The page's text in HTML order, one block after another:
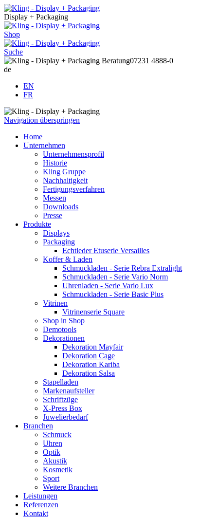
Display + Packaging
Shop
Suche
Beratung07231 4888-0
de
EN
FR
Navigation überspringen
Home
Unternehmen
Unternehmensprofil
Historie
Kling Gruppe
Nachhaltigkeit
Fertigungsverfahren
Messen
Downloads
Presse
Produkte
Displays
Packaging
Echtleder Etuserie Versailles
Koffer & Laden
Schmuckladen - Serie Rebra Extralight
Schmuckladen - Serie Vario Norm
Uhrenladen - Serie Vario Lux
Schmuckladen - Serie Basic Plus
Vitrinen
Vitrinenserie Square
Shop in Shop
Demotools
Dekorationen
Dekoration Mayfair
Dekoration Cage
Dekoration Kariba
Dekoration Salsa
Stapelladen
Markenaufsteller
Schriftzüge
X-Press Box
Juwelierbedarf
Branchen
Schmuck
Uhren
Optik
Akustik
Kosmetik
Sport
Weitere Branchen
Leistungen
Referenzen
Kontakt